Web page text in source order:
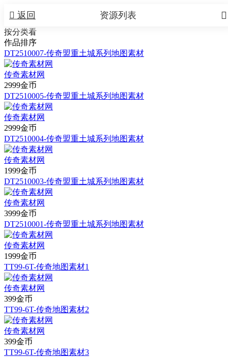
 返回 
资源列表
按分类看
作品排序
DT2510007-传奇盟重土城系列地图素材
传奇素材网
2999金币
DT2510005-传奇盟重土城系列地图素材
传奇素材网
2999金币
DT2510004-传奇盟重土城系列地图素材
传奇素材网
1999金币
DT2510003-传奇盟重土城系列地图素材
传奇素材网
3999金币
DT2510001-传奇盟重土城系列地图素材
传奇素材网
1999金币
TT99-6T-传奇地图素材1
传奇素材网
399金币
TT99-6T-传奇地图素材2
传奇素材网
399金币
TT99-6T-传奇地图素材3